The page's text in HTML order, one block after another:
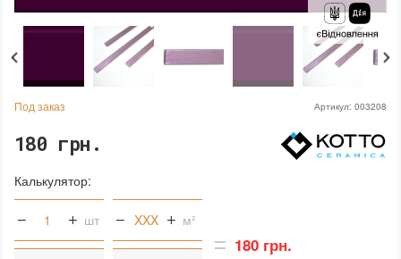
Артикул: 003208
Под заказ
180 грн.
Калькулятор:
шт м²
180 грн.